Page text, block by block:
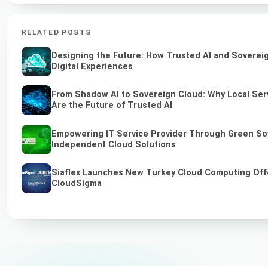
RELATED POSTS
Designing the Future: How Trusted AI and
Digital Experiences
From Shadow AI to Sovereign Cloud: Why Local
Are the Future of Trusted AI
Empowering IT Service Provider Through Green
Independent Cloud Solutions
Siaflex Launches New Turkey Cloud Computing
CloudSigma